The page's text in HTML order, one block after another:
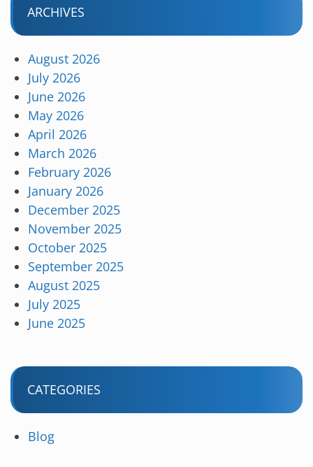
ARCHIVES
August 2026
July 2026
June 2026
May 2026
April 2026
March 2026
February 2026
January 2026
December 2025
November 2025
October 2025
September 2025
August 2025
July 2025
June 2025
CATEGORIES
Blog